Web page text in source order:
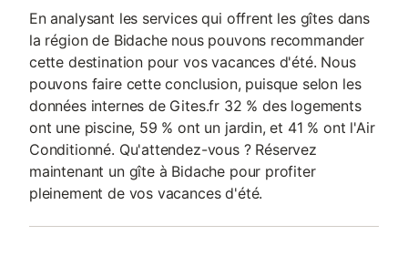
En analysant les services qui offrent les gîtes dans
la région de Bidache nous pouvons recommander
cette destination pour vos vacances d'été. Nous
pouvons faire cette conclusion, puisque selon les
données internes de Gites.fr 32 % des logements
ont une piscine, 59 % ont un jardin, et 41 % ont l'Air
Conditionné. Qu'attendez-vous ? Réservez
maintenant un gîte à Bidache pour profiter
pleinement de vos vacances d'été.